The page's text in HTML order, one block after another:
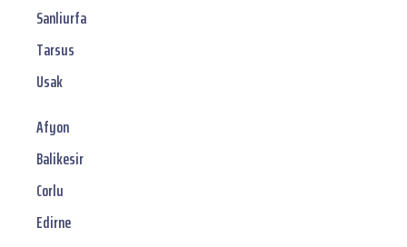
Sanliurfa
Tarsus
Usak
Afyon
Balikesir
Corlu
Edirne